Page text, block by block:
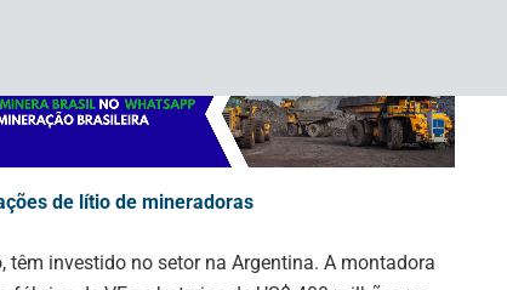
na Argentina nos últimos anos.
de lítio de mineradoras
têm investido no setor na Argentina. A montadora